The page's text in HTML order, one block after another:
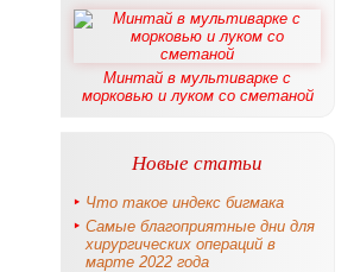
Минтай в мультиварке с
морковью и луком со сметаной
Новые статьи
Что такое индекс бигмака
Самые благоприятные дни для
хирургических операций в
марте 2022 года